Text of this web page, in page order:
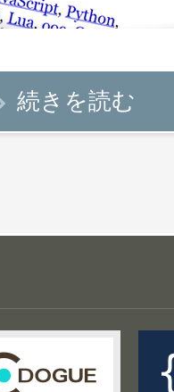
続きを読む